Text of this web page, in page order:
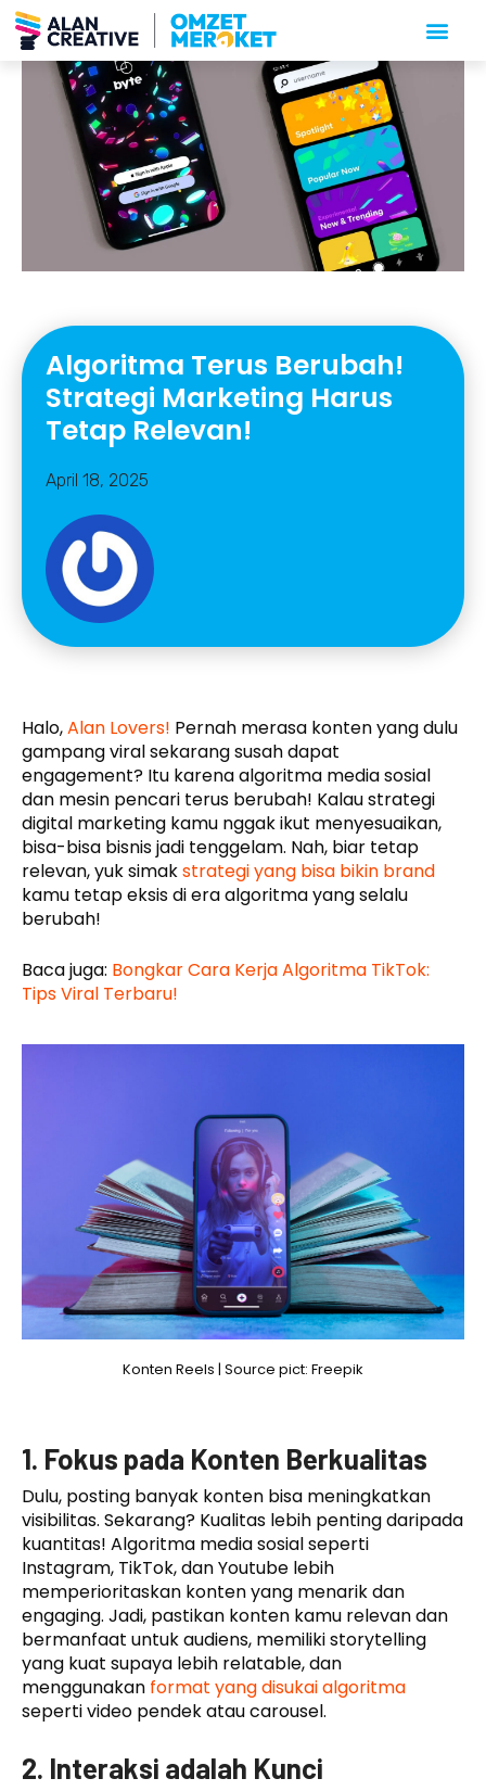
Algoritma Terus Berubah!
Strategi Marketing Harus
Tetap Relevan!
April 18, 2025
Halo,Alan Lovers! Pernah merasa konten yang dulu
gampang viral sekarang susah dapat
engagement? Itu karena algoritma media sosial
dan mesin pencari terus berubah! Kalau strategi
digital marketing kamu nggak ikut menyesuaikan,
bisa-bisa bisnis jadi tenggelam. Nah, biar tetap
relevan, yuk simakstrategi yang bisa bikin brand
kamu tetap eksis di era algoritma yang selalu
berubah!
Baca juga: Bongkar Cara Kerja Algoritma TikTok:
Tips Viral Terbaru!
Konten Reels | Source pict: Freepik
1. Fokus pada Konten Berkualitas
Dulu, posting banyak konten bisa meningkatkan
visibilitas. Sekarang? Kualitas lebih penting daripada
kuantitas! Algoritma media sosial seperti
Instagram, TikTok, dan Youtube lebih
memperioritaskan konten yang menarik dan
engaging. Jadi, pastikan konten kamu relevan dan
bermanfaat untuk audiens, memiliki storytelling
yang kuat supaya lebih relatable, dan
menggunakan format yang disukai algoritma
seperti video pendek atau carousel.
2. Interaksi adalah Kunci